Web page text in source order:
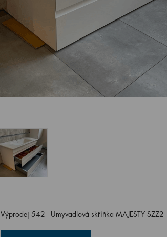
Výprodej 542 - Umyvadlová skříňka MAJESTY